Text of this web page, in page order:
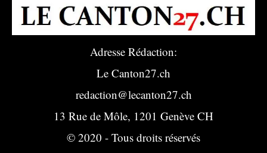
Adresse Rédaction:
Le Canton27.ch
redaction@lecanton27.ch
13 Rue de Môle, 1201 Genève CH
© 2020 - Tous droits réservés